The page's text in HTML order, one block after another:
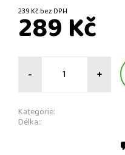
239 Kč bez DPH
289 Kč
- +
Kategorie:
Délka::